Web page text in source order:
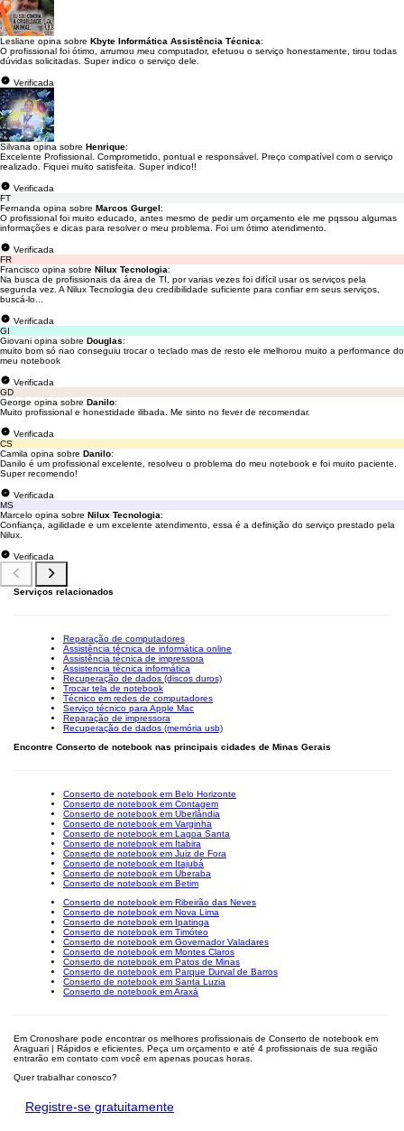
Lesliane opina sobre Kbyte Informática Assistência Técnica:
O profissional foi ótimo, arrumou meu computador, efetuou o serviço honestamente, tirou todas
dúvidas solicitadas. Super indico o serviço dele.
Verificada
Silvana opina sobre Henrique:
Excelente Profissional. Comprometido, pontual e responsável. Preço compatível com o serviço
realizado. Fiquei muito satisfeita. Super indico!!
Verificada
FT
Fernanda opina sobre Marcos Gurgel:
O profissional foi muito educado, antes mesmo de pedir um orçamento ele me pqssou algumas
informações e dicas para resolver o meu problema. Foi um ótimo atendimento.
Verificada
FR
Francisco opina sobre Nilux Tecnologia:
Na busca de profissionais da área de TI, por varias vezes foi difícil usar os serviços pela
segunda vez. A Nilux Tecnologia deu credibilidade suficiente para confiar em seus serviços,
buscá-lo...
Verificada
GI
Giovani opina sobre Douglas:
muito bom só nao conseguiu trocar o teclado mas de resto ele melhorou muito a performance do
meu notebook
Verificada
GD
George opina sobre Danilo:
Muito profissional e honestidade ilibada. Me sinto no fever de recomendar.
Verificada
CS
Camila opina sobre Danilo:
Danilo é um profissional excelente, resolveu o problema do meu notebook e foi muito paciente.
Super recomendo!
Verificada
MS
Marcelo opina sobre Nilux Tecnologia:
Confiança, agilidade e um excelente atendimento, essa é a definição do serviço prestado pela
Nilux.
Verificada
Serviços relacionados
Reparação de computadores
Assistência técnica de informática online
Assistência técnica de impressora
Assistencia técnica informática
Recuperação de dados (discos duros)
Trocar tela de notebook
Técnico em redes de computadores
Serviço técnico para Apple Mac
Reparação de impressora
Recuperação de dados (memória usb)
Encontre Conserto de notebook nas principais cidades de Minas Gerais
Conserto de notebook em Belo Horizonte
Conserto de notebook em Contagem
Conserto de notebook em Uberlândia
Conserto de notebook em Varginha
Conserto de notebook em Lagoa Santa
Conserto de notebook em Itabira
Conserto de notebook em Juiz de Fora
Conserto de notebook em Itajubá
Conserto de notebook em Uberaba
Conserto de notebook em Betim
Conserto de notebook em Ribeirão das Neves
Conserto de notebook em Nova Lima
Conserto de notebook em Ipatinga
Conserto de notebook em Timóteo
Conserto de notebook em Governador Valadares
Conserto de notebook em Montes Claros
Conserto de notebook em Patos de Minas
Conserto de notebook em Parque Durval de Barros
Conserto de notebook em Santa Luzia
Conserto de notebook em Araxá
Em Cronoshare pode encontrar os melhores profissionais de Conserto de notebook em
Araguari | Rápidos e eficientes. Peça um orçamento e até 4 profissionais de sua região
entrarão em contato com você em apenas poucas horas.
Quer trabalhar conosco?
Registre-se gratuitamente